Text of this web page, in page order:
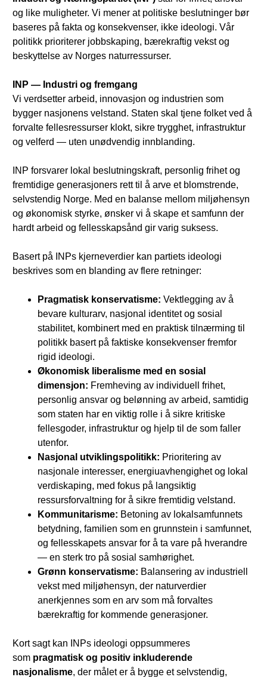
og like muligheter. Vi mener at politiske beslutninger bør
baseres på fakta og konsekvenser, ikke ideologi. Vår
politikk prioriterer jobbskaping, bærekraftig vekst og
beskyttelse av Norges naturressurser.
INP — Industri og fremgang
Vi verdsetter arbeid, innovasjon og industrien som
bygger nasjonens velstand. Staten skal tjene folket ved å
forvalte fellesressurser klokt, sikre trygghet, infrastruktur
og velferd — uten unødvendig innblanding.
INP forsvarer lokal beslutningskraft, personlig frihet og
fremtidige generasjoners rett til å arve et blomstrende,
selvstendig Norge. Med en balanse mellom miljøhensyn
og økonomisk styrke, ønsker vi å skape et samfunn der
hardt arbeid og fellesskapsånd gir varig suksess.
Basert på INPs kjerneverdier kan partiets ideologi
beskrives som en blanding av flere retninger:
Pragmatisk konservatisme: Vektlegging av å
bevare kulturarv, nasjonal identitet og sosial
stabilitet, kombinert med en praktisk tilnærming til
politikk basert på faktiske konsekvenser fremfor
rigid ideologi.
Økonomisk liberalisme med en sosial
dimensjon: Fremheving av individuell frihet,
personlig ansvar og belønning av arbeid, samtidig
som staten har en viktig rolle i å sikre kritiske
fellesgoder, infrastruktur og hjelp til de som faller
utenfor.
Nasjonal utviklingspolitikk: Prioritering av
nasjonale interesser, energiuavhengighet og lokal
verdiskaping, med fokus på langsiktig
ressursforvaltning for å sikre fremtidig velstand.
Kommunitarisme: Betoning av lokalsamfunnets
betydning, familien som en grunnstein i samfunnet,
og fellesskapets ansvar for å ta vare på hverandre
— en sterk tro på sosial samhørighet.
Grønn konservatisme: Balansering av industriell
vekst med miljøhensyn, der naturverdier
anerkjennes som en arv som må forvaltes
bærekraftig for kommende generasjoner.
Kort sagt kan INPs ideologi oppsummeres
som pragmatisk og positiv inkluderende
nasjonalisme, der målet er å bygge et selvstendig,